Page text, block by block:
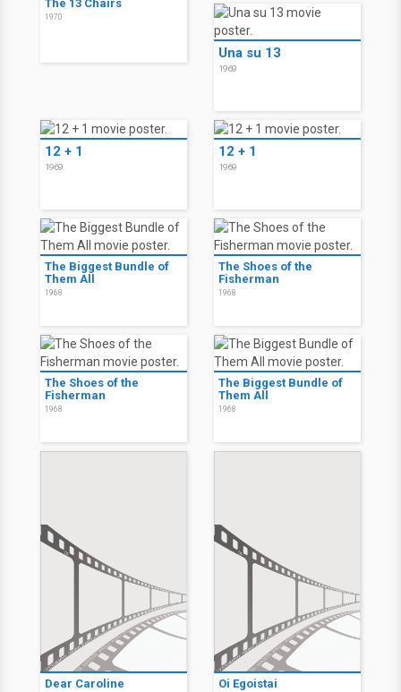
The 13 Chairs
1970
Una su 13
1969
12 + 1
1969
12 + 1
1969
The Biggest Bundle of
Them All
1968
The Shoes of the
Fisherman
1968
The Shoes of the
Fisherman
1968
The Biggest Bundle of
Them All
1968
Dear Caroline Oi Egoistai